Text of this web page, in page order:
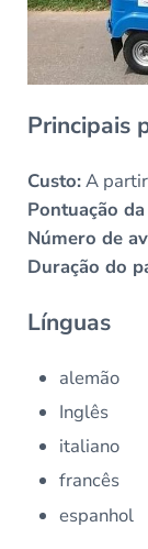
Principais
Custo:A
Pontuação
Número de
Duração do
Línguas
alemão
Inglês
italiano
francês
espanhol